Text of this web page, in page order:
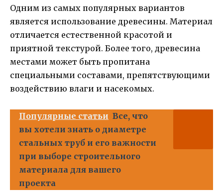
Одним из самых популярных вариантов
является использование древесины. Материал
отличается естественной красотой и
приятной текстурой. Более того, древесина
местами может быть пропитана
специальными составами, препятствующими
воздействию влаги и насекомых.
Популярные статьи Все, что
вы хотели знать о диаметре
стальных труб и его важности
при выборе строительного
материала для вашего
проекта